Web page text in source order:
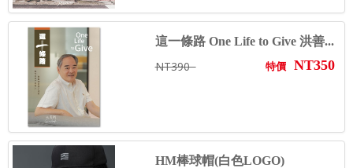
這一條路 One Life to Give 洪善...
NT390 特價 NT350
HM棒球帽(白色LOGO)